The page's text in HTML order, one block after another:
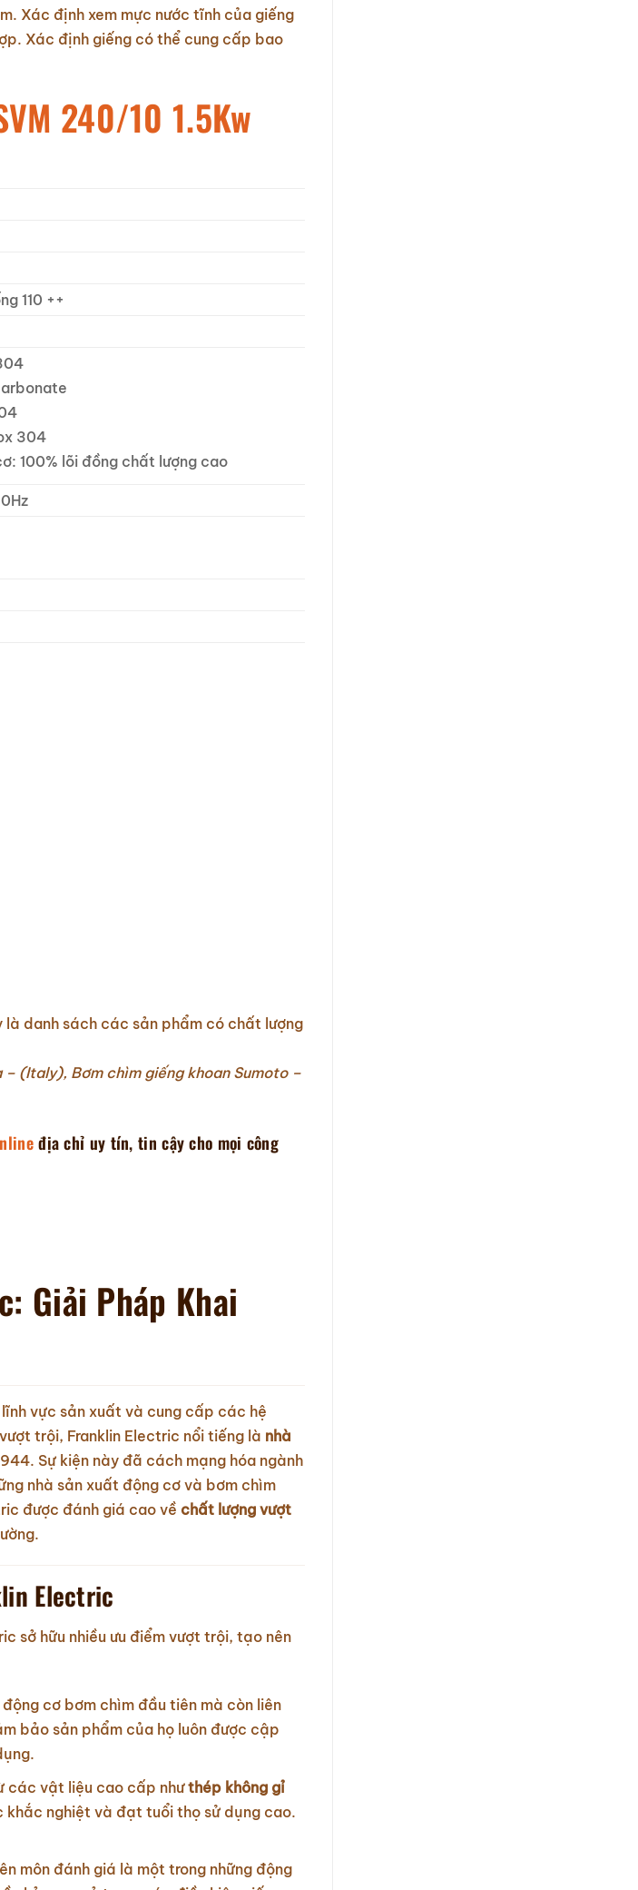
Xác định xem mực nước tĩnh của giếng
Xác định giếng có thể cung cấp bao
240/10 1.5Kw
110 ++
304
100% lõi đồng chất lượng cao
danh sách các sản phẩm có chất lượng
– (Italy), Bơm chìm giếng khoan Sumoto –
địa chỉ uy tín, tin cậy cho mọi công
Giải Pháp Khai
vực sản xuất và cung cấp các hệ
trội, Franklin Electric nổi tiếng là nhà
Sự kiện này đã cách mạng hóa ngành
nhà sản xuất động cơ và bơm chìm
được đánh giá cao về chất lượng vượt
Electric
sở hữu nhiều ưu điểm vượt trội, tạo nên
cơ bơm chìm đầu tiên mà còn liên
bảo sản phẩm của họ luôn được cập
các vật liệu cao cấp nhưthép không gỉ
khắc nghiệt và đạt tuổi thọ sử dụng cao.
môn đánh giá là một trong những động